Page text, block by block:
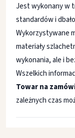
Jest wykonany w
standardów i
Wykorzystywane
materiały
wykonania, ale i
Wszelkich
Towar na
zależnych czas